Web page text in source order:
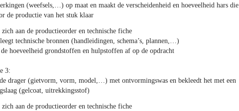
(weefsels,…) op maat en maakt de verscheidenheid en hoeveelheid hars die
de productie van het stuk klaar
aan de productieorder en technische fiche
technische bronnen (handleidingen, schema’s, plannen,…)
hoeveelheid grondstoffen en hulpstoffen af op de opdracht
3:
drager (gietvorm, vorm, model,…) met ontvormingswas en bekleedt het met een
(gelcoat, uitrekkingsstof)
aan de productieorder en technische fiche